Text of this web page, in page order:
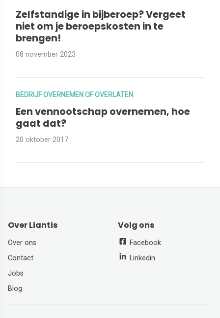
Zelfstandige in bijberoep? Vergeet
niet om je beroepskosten in te
brengen!
08 november 2023
BEDRIJF OVERNEMEN OF OVERLATEN
Een vennootschap overnemen, hoe
gaat dat?
20 oktober 2017
Over Liantis
Over ons
Contact
Jobs
Blog
Volg ons
Facebook
Linkedin